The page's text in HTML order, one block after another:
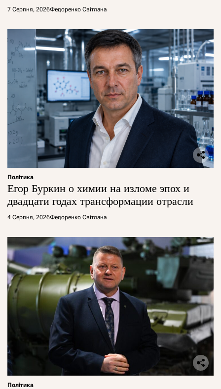
7 Серпня, 2026Федоренко Світлана
Політика
Егор Буркин о химии на изломе эпох и
двадцати годах трансформации отрасли
4 Серпня, 2026Федоренко Світлана
Політика